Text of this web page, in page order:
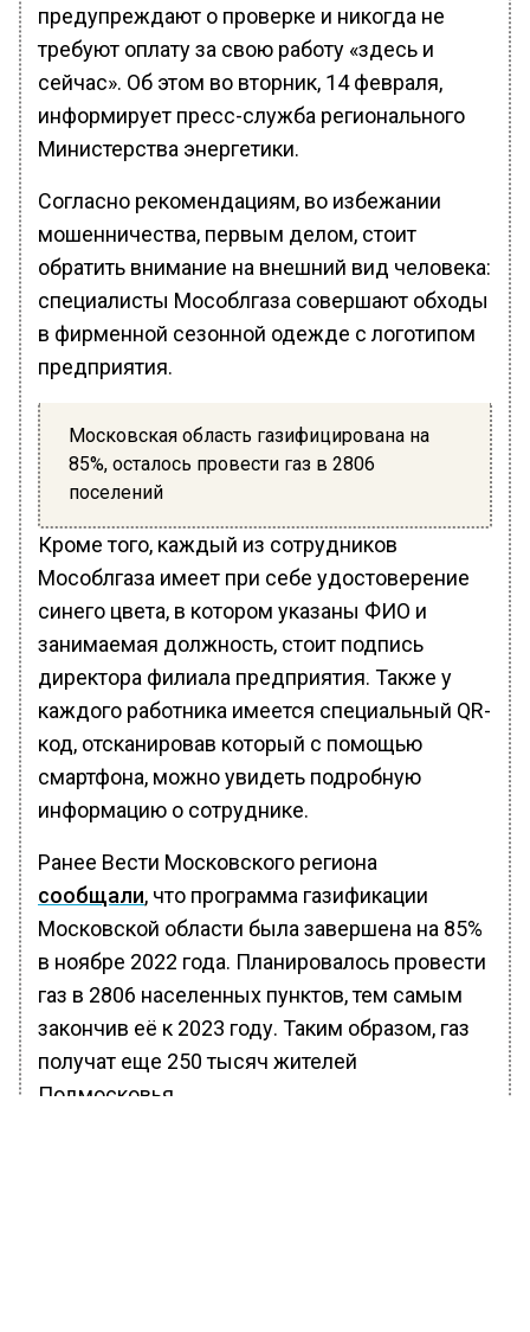
предупреждают о проверке и никогда не
требуют оплату за свою работу «здесь и
сейчас». Об этом во вторник, 14 февраля,
информирует пресс-служба регионального
Министерства энергетики.
Согласно рекомендациям, во избежании
мошенничества, первым делом, стоит
обратить внимание на внешний вид человека:
cпециалисты Мособлгаза совершают обходы
в фирменной сезонной одежде с логотипом
предприятия.
Московская область газифицирована на
85%, осталось провести газ в 2806
поселений
Кроме того, каждый из сотрудников
Мособлгаза имеет при себе удостоверение
синего цвета, в котором указаны ФИО и
занимаемая должность, стоит подпись
директора филиала предприятия. Также у
каждого работника имеется специальный QR-
код, отсканировав который с помощью
смартфона, можно увидеть подробную
информацию о сотруднике.
Ранее Вести Московского региона
сообщали, что программа газификации
Московской области была завершена на 85%
в ноябре 2022 года. Планировалось провести
газ в 2806 населенных пунктов, тем самым
закончив её к 2023 году. Таким образом, газ
получат еще 250 тысяч жителей
Подмосковья.